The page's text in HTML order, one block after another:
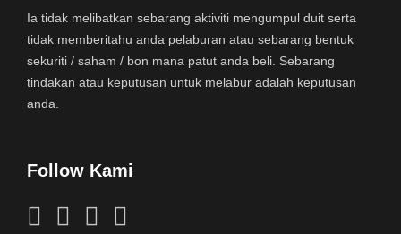
Ia tidak melibatkan sebarang aktiviti mengumpul duit serta
tidak memberitahu anda pelaburan atau sebarang bentuk
sekuriti / saham / bon mana patut anda beli. Sebarang
tindakan atau keputusan untuk melabur adalah keputusan
anda.
Follow Kami